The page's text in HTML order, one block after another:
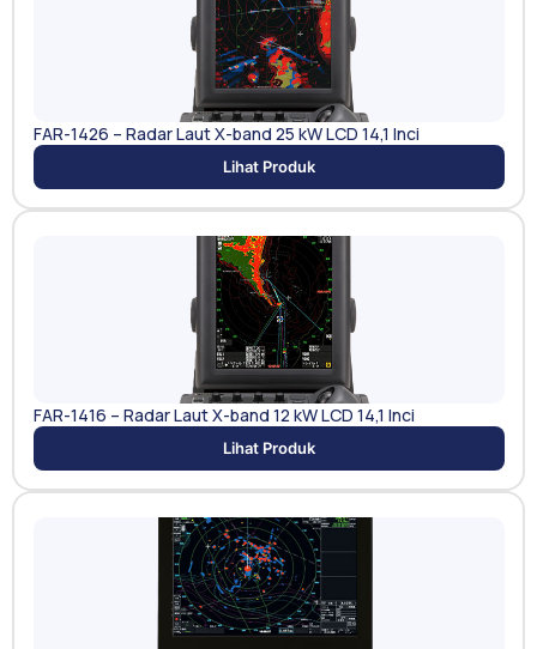
FAR-1426 – Radar Laut X-band 25 kW LCD 14,1 Inci
Lihat Produk
FAR-1416 – Radar Laut X-band 12 kW LCD 14,1 Inci
Lihat Produk